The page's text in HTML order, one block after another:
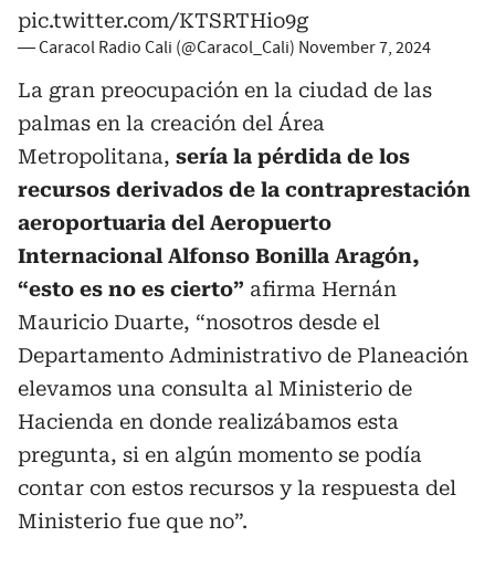
pic.twitter.com/KTSRTHio9g
— Caracol Radio Cali (@Caracol_Cali) November 7, 2024
La gran preocupación en la ciudad de las
palmas en la creación del Área
Metropolitana, sería la pérdida de los
recursos derivados de la contraprestación
aeroportuaria del Aeropuerto
Internacional Alfonso Bonilla Aragón,
“esto es no es cierto” afirma Hernán
Mauricio Duarte, “nosotros desde el
Departamento Administrativo de Planeación
elevamos una consulta al Ministerio de
Hacienda en donde realizábamos esta
pregunta, si en algún momento se podía
contar con estos recursos y la respuesta del
Ministerio fue que no”.